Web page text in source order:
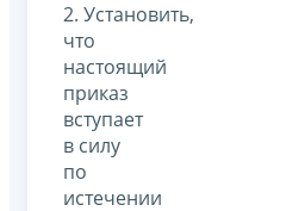
2. Установить,
что
настоящий
приказ
вступает
в силу
по
истечении